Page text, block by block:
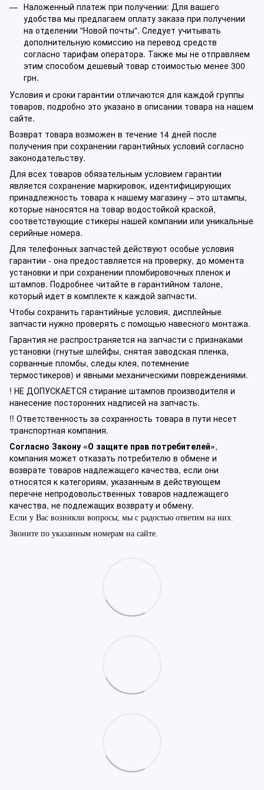
Наложенный платеж при получении: Для вашего
удобства мы предлагаем оплату заказа при получении
на отделении "Новой почты". Следует учитывать
дополнительную комиссию на перевод средств
согласно тарифам оператора. Также мы не отправляем
этим способом дешевый товар стоимостью менее 300
грн.
Условия и сроки гарантии отличаются для каждой группы
товаров, подробно это указано в описании товара на нашем
сайте.
Возврат товара возможен в течение 14 дней после
получения при сохранении гарантийных условий согласно
законодательству.
Для всех товаров обязательным условием гарантии
является сохранение маркировок, идентифицирующих
принадлежность товара к нашему магазину – это штампы,
которые наносятся на товар водостойкой краской,
соответствующие стикеры нашей компании или уникальные
серийные номера.
Для телефонных запчастей действуют особые условия
гарантии - она предоставляется на проверку, до момента
установки и при сохранении пломбировочных пленок и
штампов. Подробнее читайте в гарантийном талоне,
который идет в комплекте к каждой запчасти.
Чтобы сохранить гарантийные условия, дисплейные
запчасти нужно проверять с помощью навесного монтажа.
Гарантия не распространяется на запчасти с признаками
установки (гнутые шлейфы, снятая заводская пленка,
сорванные пломбы, следы клея, потемнение
термостикеров) и явными механическими повреждениями.
! НЕ ДОПУСКАЕТСЯ стирание штампов производителя и
нанесение посторонних надписей на запчасть.
!! Ответственность за сохранность товара в пути несет
транспортная компания.
Согласно Закону «О защите прав потребителей»,
компания может отказать потребителю в обмене и
возврате товаров надлежащего качества, если они
относятся к категориям, указанным в действующем
перечне непродовольственных товаров надлежащего
качества, не подлежащих возврату и обмену.
Если у Вас возникли вопросы, мы с радостью ответим на них.
Звоните по указанным номерам на сайте.